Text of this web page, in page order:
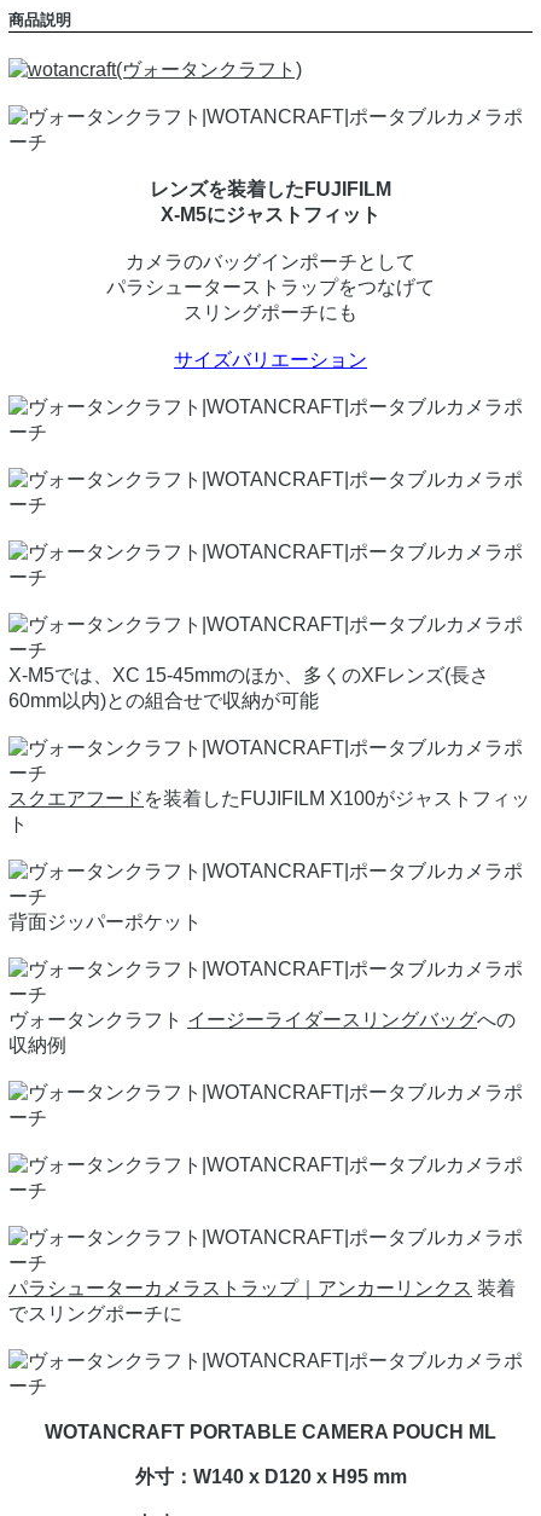
商品説明
レンズを装着したFUJIFILM
X-M5にジャストフィット
カメラのバッグインポーチとして
パラシューターストラップをつなげて
スリングポーチにも
サイズバリエーション
X-M5では、XC 15-45mmのほか、多くのXFレンズ(長さ
60mm以内)との組合せで収納が可能
スクエアフード を装着したFUJIFILM X100がジャストフィッ
ト
背面ジッパーポケット
ヴォータンクラフト イージーライダースリングバッグへの
収納例
パラシューターカメラストラップ｜アンカーリンクス 装着
でスリングポーチに
WOTANCRAFT PORTABLE CAMERA POUCH ML
外寸：W140 x D120 x H95 mm